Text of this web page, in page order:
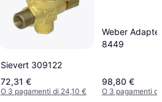
Sievert 309122
72,31 €
O 3 pagamenti di 24,10 €
Weber
8449
98,80 €
O 3 pagamenti